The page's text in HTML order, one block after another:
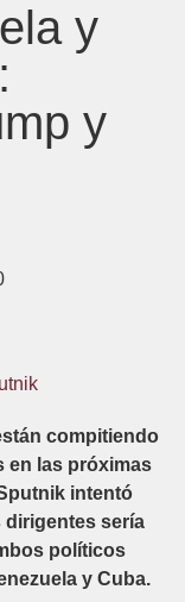
y
y
compitiendo
en las próximas
intentó
dirigentes sería
políticos
y Cuba.